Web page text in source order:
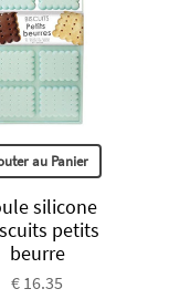
au Panier
silicone
petits
beurre
€ 16.35